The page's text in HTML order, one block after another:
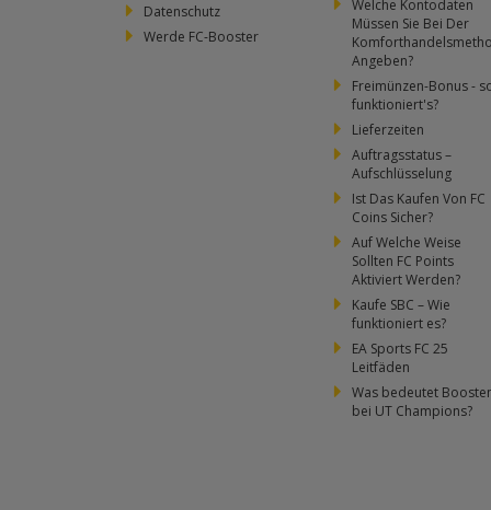
3
Datenschutz
Werde FC-Booster
Welche Kontodaten
Müssen Sie Bei Der
Angeben?
Freimünzen-Bonus -
funktioniert's?
Lieferzeiten
Auftragsstatus –
Aufschlüsselung
Ist Das Kaufen Von FC
Coins Sicher?
Auf Welche Weise
Sollten FC Points
Aktiviert Werden?
Kaufe SBC – Wie
funktioniert es?
EA Sports FC 25
Leitfäden
Was bedeutet
bei UT Champions?